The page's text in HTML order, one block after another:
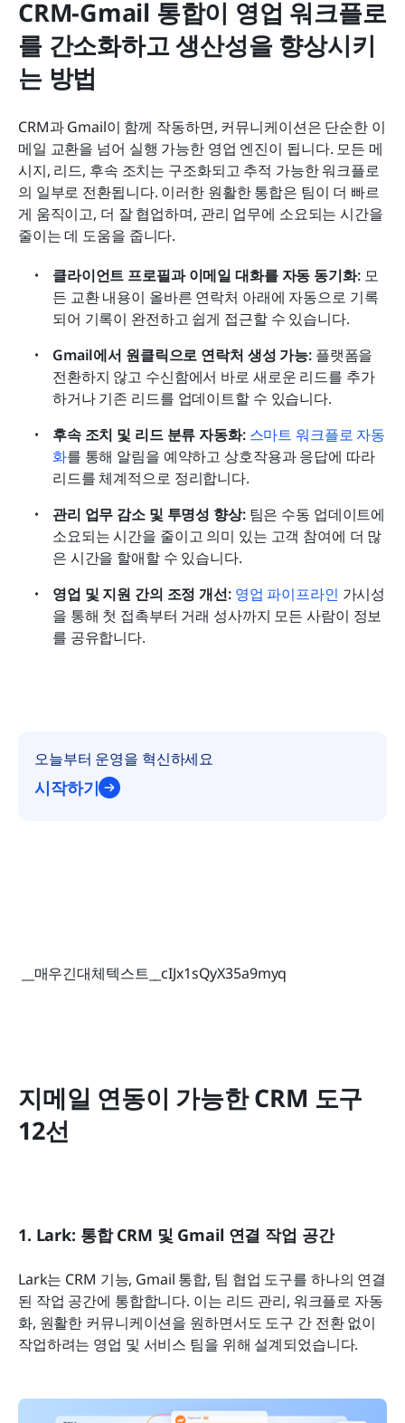
CRM-Gmail 통합이 영업 워크플로
를 간소화하고 생산성을 향상시키
는 방법
CRM과 Gmail이 함께 작동하면, 커뮤니케이션은 단순한 이
메일 교환을 넘어 실행 가능한 영업 엔진이 됩니다. 모든 메
시지, 리드, 후속 조치는 구조화되고 추적 가능한 워크플로
의 일부로 전환됩니다. 이러한 원활한 통합은 팀이 더 빠르
게 움직이고, 더 잘 협업하며, 관리 업무에 소요되는 시간을
줄이는 데 도움을 줍니다.
클라이언트 프로필과 이메일 대화를 자동 동기화: 모
든 교환 내용이 올바른 연락처 아래에 자동으로 기록
되어 기록이 완전하고 쉽게 접근할 수 있습니다.
Gmail에서 원클릭으로 연락처 생성 가능: 플랫폼을
전환하지 않고 수신함에서 바로 새로운 리드를 추가
하거나 기존 리드를 업데이트할 수 있습니다.
후속 조치 및 리드 분류 자동화: 스마트 워크플로 자동
화를 통해 알림을 예약하고 상호작용과 응답에 따라
리드를 체계적으로 정리합니다.
관리 업무 감소 및 투명성 향상: 팀은 수동 업데이트에
소요되는 시간을 줄이고 의미 있는 고객 참여에 더 많
은 시간을 할애할 수 있습니다.
영업 및 지원 간의 조정 개선: 영업 파이프라인 가시성
을 통해 첫 접촉부터 거래 성사까지 모든 사람이 정보
를 공유합니다.
오늘부터 운영을 혁신하세요
시작하기
__매우긴대체텍스트__cIJx1sQyX35a9myq
지메일 연동이 가능한 CRM 도구
12선
1. Lark: 통합 CRM 및 Gmail 연결 작업 공간
Lark는 CRM 기능, Gmail 통합, 팀 협업 도구를 하나의 연결
된 작업 공간에 통합합니다. 이는 리드 관리, 워크플로 자동
화, 원활한 커뮤니케이션을 원하면서도 도구 간 전환 없이
작업하려는 영업 및 서비스 팀을 위해 설계되었습니다.